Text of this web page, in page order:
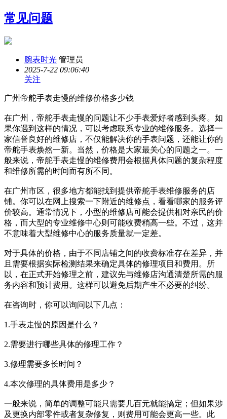
常见问题
腕表时光 管理员
2025-7-22 09:06:40
关注
广州帝舵手表走慢的维修价格多少钱
在广州，帝舵手表走慢的问题让不少手表爱好者感到头疼。如
果你遇到这样的情况，可以考虑联系专业的维修服务。选择一
家信誉良好的维修店，不仅能解决你的手表问题，还能让你的
帝舵手表焕然一新。当然，价格是大家最关心的问题之一。一
般来说，帝舵手表走慢的维修费用会根据具体问题的复杂程度
和维修所需的时间而有所不同。
在广州市区，很多地方都能找到提供帝舵手表维修服务的店
铺。你可以在网上搜索一下附近的维修点，看看哪家的服务评
价较高。通常情况下，小型的维修店可能会提供相对亲民的价
格，而大型的专业维修中心则可能收费稍高一些。不过，这并
不意味着大型维修中心的服务质量就一定差。
对于具体的价格，由于不同店铺之间的收费标准存在差异，并
且需要根据实际检测结果来确定具体的修理项目和费用。所
以，在正式开始修理之前，建议先与维修店沟通清楚所需的服
务内容和预计费用。这样可以避免后期产生不必要的纠纷。
在咨询时，你可以询问以下几点：
1.手表走慢的原因是什么？
2.需要进行哪些具体的修理工作？
3.修理需要多长时间？
4.本次修理的具体费用是多少？
一般来说，简单的调整可能只需要几百元就能搞定；但如果涉
及更换内部零件或者复杂修复，则费用可能会更高一些。此